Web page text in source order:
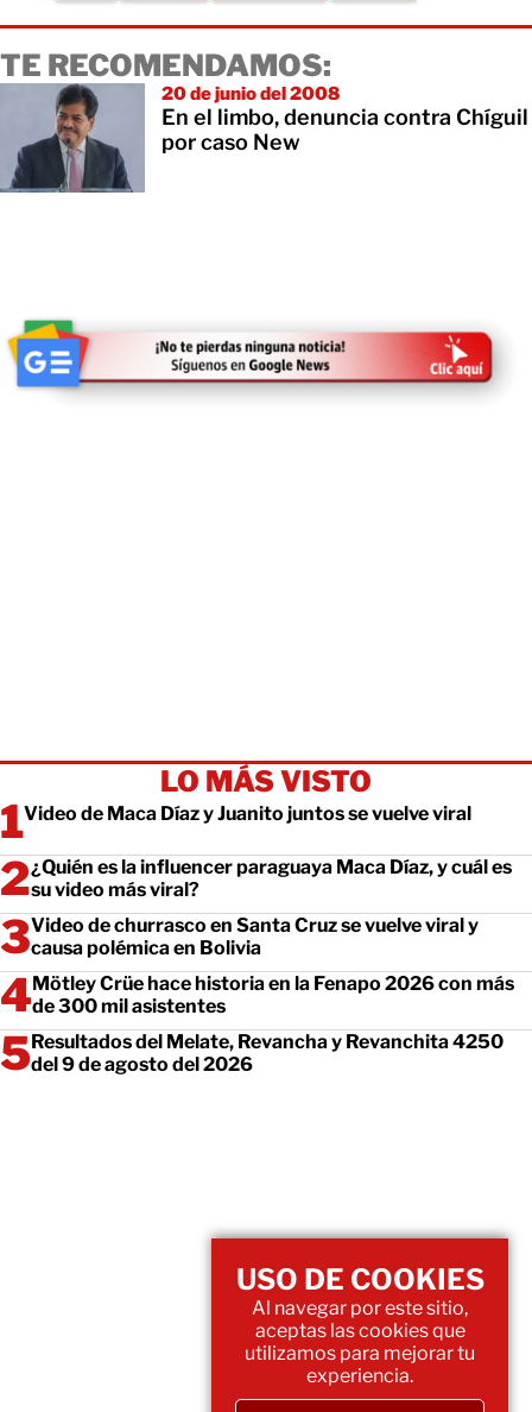
TE RECOMENDAMOS:
20 de junio del 2008
En el limbo, denuncia contra Chíguil
por caso New
LO MÁS VISTO
Video de Maca Díaz y Juanito juntos se vuelve viral
¿Quién es la influencer paraguaya Maca Díaz, y cuál es
su video más viral?
Video de churrasco en Santa Cruz se vuelve viral y
causa polémica en Bolivia
Mötley Crüe hace historia en la Fenapo 2026 con más
de 300 mil asistentes
Resultados del Melate, Revancha y Revanchita 4250
del 9 de agosto del 2026
USO DE COOKIES
Al navegar por este sitio,
aceptas las cookies que
utilizamos para mejorar tu
experiencia.